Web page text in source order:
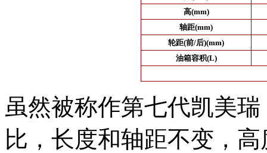
高(mm)
轴距(mm)
轮距(前/后)(mm)
油箱容积(L)
虽然被称作第七代凯美
比，长度和轴距不变，